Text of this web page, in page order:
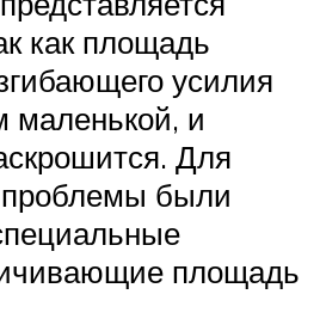
как площадь
усилия
маленькой, и
Для
были
площадь